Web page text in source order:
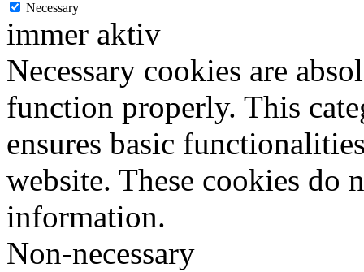
Necessary
immer aktiv
Necessary cookies are
function properly. This
ensures basic
website. These cookies do
information.
Non-necessary